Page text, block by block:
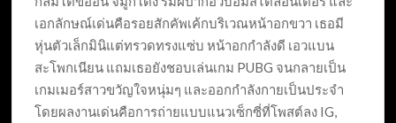
เอกลักษณ์เด่นคือรอยสักคัพเค้กบริเวณหน้าอกขวา เธอมี
หุ่นตัวเล็กมินิแต่ทรวดทรงแซ่บ หน้าอกกำลังดี เอวแบน
สะโพกเนียน แถมเธอยังชอบเล่นเกม PUBG จนกลายเป็น
เกมเมอร์สาวขวัญใจหนุ่มๆ และออกกำลังกายเป็นประจำ
โดยผลงานเด่นคือการถ่ายแบบแนวเซ็กซี่ที่โพสต์ลง IG,